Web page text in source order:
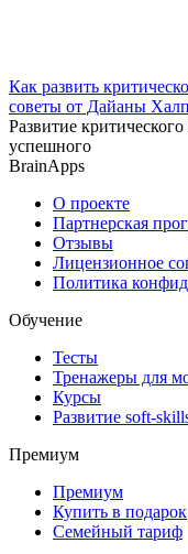
Как развить
советы от Дайаны
Развитие
успешного
BrainApps
О проекте
Партнерская
Отзывы
Лицензионное
Политика
Обучение
Тесты
Тренажеры для
Курсы
Развитие soft-
Премиум
Премиум
Купить в подарок
Семейный тариф